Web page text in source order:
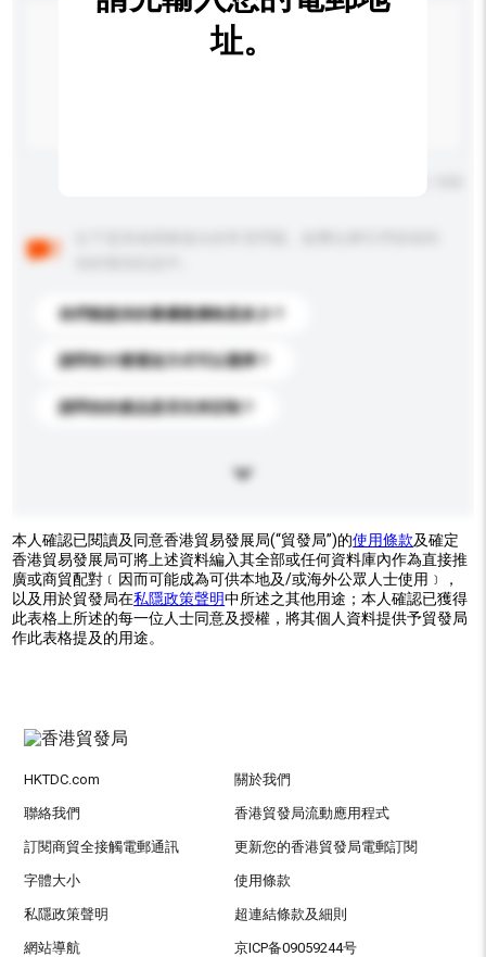
你們能提供的最優惠價格是多少？
請問有什麼運送方式可以選擇？
請問你的產品是否支持定制？
址。
本人確認已閱讀及同意香港貿易發展局(“貿發局”)的使用條款及確定
香港貿易發展局可將上述資料編入其全部或任何資料庫內作為直接推
廣或商貿配對﹝因而可能成為可供本地及/或海外公眾人士使用﹞，
以及用於貿發局在私隱政策聲明中所述之其他用途；本人確認已獲得
此表格上所述的每一位人士同意及授權，將其個人資料提供予貿發局
作此表格提及的用途。
HKTDC.com 關於我們
聯絡我們 香港貿發局流動應用程式
訂閱商貿全接觸電郵通訊 更新您的香港貿發局電郵訂閱
字體大小 使用條款
私隱政策聲明 超連結條款及細則
網站導航 京ICP备09059244号